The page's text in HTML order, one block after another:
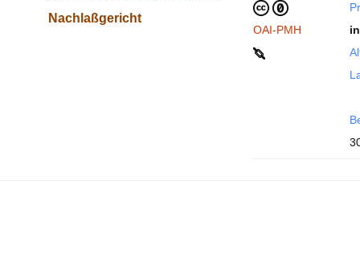
Nachlaßgericht
OAI-PMH